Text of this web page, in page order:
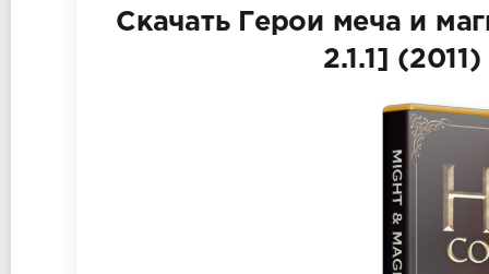
Скачать Герои меча и
2.1.1]